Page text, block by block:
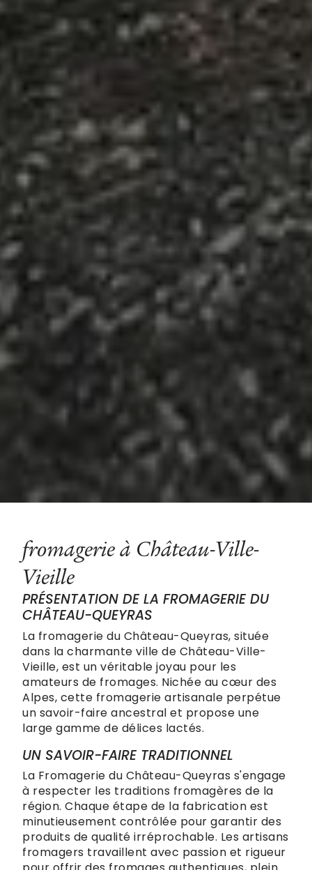
fromagerie à Château-Ville-
Vieille
PRÉSENTATION DE LA FROMAGERIE DU
CHÂTEAU-QUEYRAS
La fromagerie du Château-Queyras, située
dans la charmante ville de Château-Ville-
Vieille, est un véritable joyau pour les
amateurs de fromages. Nichée au cœur des
Alpes, cette fromagerie artisanale perpétue
un savoir-faire ancestral et propose une
large gamme de délices lactés.
UN SAVOIR-FAIRE TRADITIONNEL
La Fromagerie du Château-Queyras s'engage
à respecter les traditions fromagères de la
région. Chaque étape de la fabrication est
minutieusement contrôlée pour garantir des
produits de qualité irréprochable. Les artisans
fromagers travaillent avec passion et rigueur